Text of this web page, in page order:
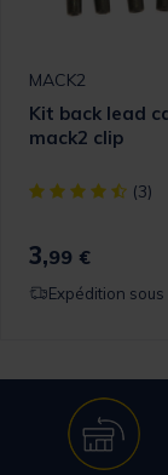
MACK2
Kit back lead
mack2 clip
[object Object](3)
3,99 €
Expédition sous